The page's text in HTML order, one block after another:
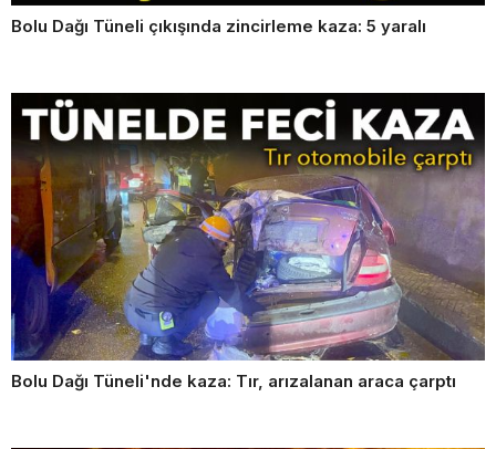
Bolu Dağı Tüneli çıkışında zincirleme kaza: 5 yaralı
Bolu Dağı Tüneli'nde kaza: Tır, arızalanan araca çarptı